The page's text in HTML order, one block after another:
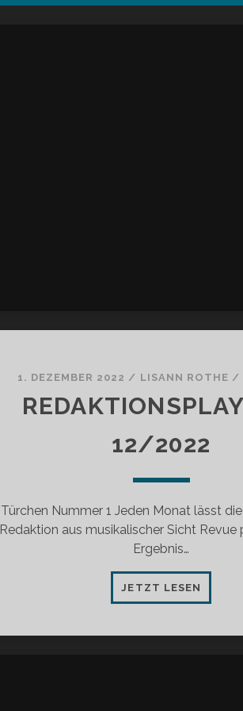
1. DEZEMBER 2022 / LISANN ROTHE /
12/2022
Türchen Nummer 1 Jeden Monat lässt
Redaktion aus musikalischer Sicht Revue
Ergebnis…
JETZT LESEN
12/